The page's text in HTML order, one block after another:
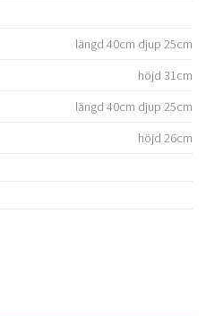
längd 40cm djup 25cm
höjd 31cm
längd 40cm djup 25cm
höjd 26cm